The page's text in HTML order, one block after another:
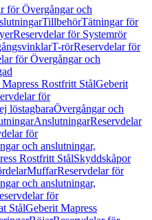
för Övergångar och
TillbehörTätningar för
Reservdelar för Systemrör
T-rörReservdelar för
för Övergångar och
Rostfritt StålGeberit
för
löstagbaraÖvergångar och
AnslutningarReservdelar
för
och anslutningar,
Rostfritt StålSkyddskåpor
MuffarReservdelar för
och anslutningar,
för
StålGeberit Mapress